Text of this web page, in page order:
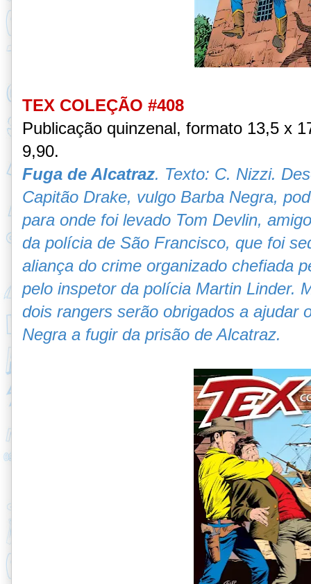
TEX COLEÇÃO #408
Publicação quinzenal, formato 13,5 x
9,90.
Fuga de Alcatraz. Texto: C. Nizzi.
Capitão Drake, vulgo Barba Negra,
para onde foi levado Tom Devlin,
da polícia de São Francisco, que foi
aliança do crime organizado chefiada
pelo inspetor da polícia Martin Linder.
dois rangers serão obrigados a ajudar
Negra a fugir da prisão de Alcatraz.